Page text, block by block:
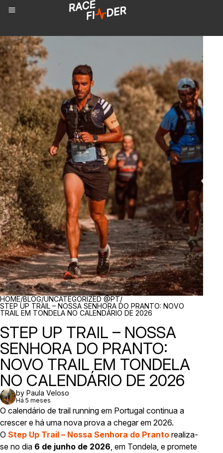
BREADCRUMBS
HOME/BLOG/UNCATEGORIZED @PT/
STEP UP TRAIL – NOSSA SENHORA DO PRANTO: NOVO
TRAIL EM TONDELA NO CALENDÁRIO DE 2026
STEP UP TRAIL – NOSSA
SENHORA DO PRANTO:
NOVO TRAIL EM TONDELA
NO CALENDÁRIO DE 2026
by Paula Veloso
Há 5 meses
O calendário de trail running em Portugal continua a
crescer e há uma nova prova a chegar em 2026.
O Step Up Trail – Nossa Senhora do Pranto realiza-
se no dia 6 de junho de 2026, em Tondela, e promete